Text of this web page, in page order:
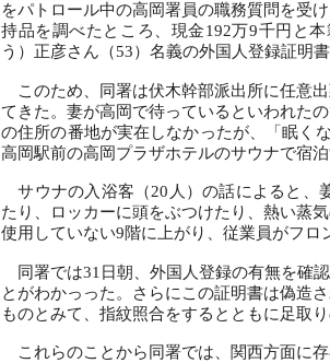
をパトロール中の高岡署員の職務質問を受
持品を調べたところ、現金192万9千円と
う）正彦さん（53）名義の外国人登録証明書
このため、同署は伏木幹部派出所に任意
てきた。妻が高岡で待っているといわれた
の住所の番地が実在しなかったが、「眠く
高岡駅前の高岡プラザホテルのサウナで宿
サウナの入浴客（20人）の話によると、
たり、ロッカーに頭をぶつけたり、熱い蒸
使用していない9階に上がり、従業員がフロ
同署では31日朝、外国人登録の有無を確
とがわかっった。さらにこの証明書は偽造
ものとみて、指紋照合をするとともに足取
これらのことから同署では、関西方面に